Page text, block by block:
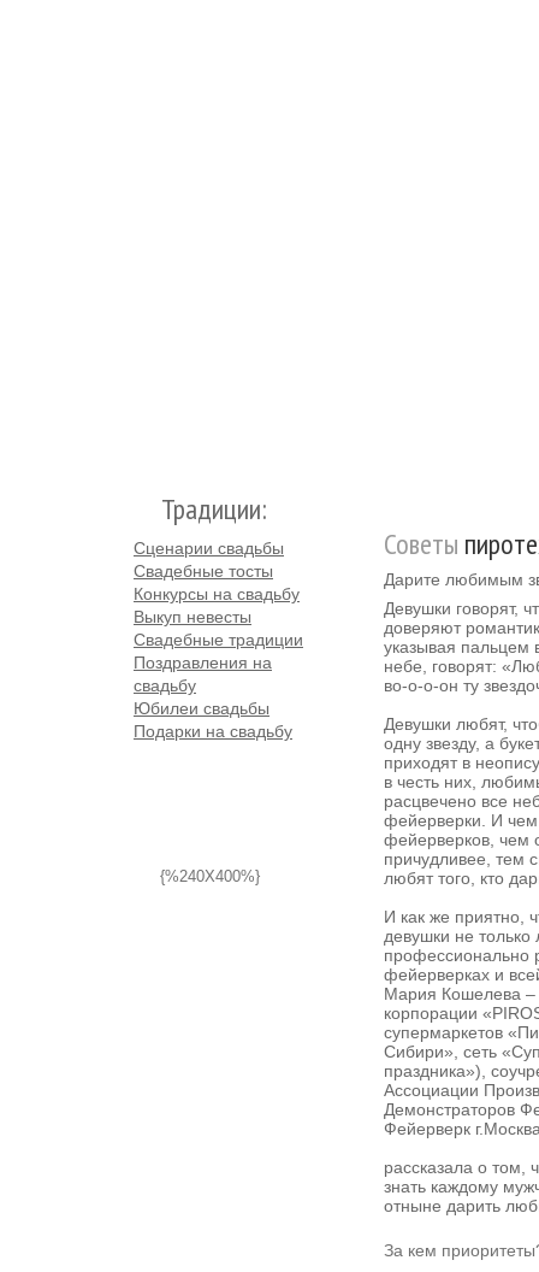
Традиции:
Сценарии свадьбы
Свадебные тосты
Конкурсы на свадьбу
Выкуп невесты
Свадебные традиции
Поздравления на
свадьбу
Юбилеи свадьбы
Подарки на свадьбу
{%240X400%}
Советы
Дарите любимым
Девушки говорят,
доверяют
указывая пальцем
небе, говорят:
во-о-о-он ту
Девушки любят,
одну звезду, а
приходят в
в честь них,
расцвечено все
фейерверки. И
фейерверков, чем
причудливее, тем
любят того, кто
И как же приятно,
девушки не только
профессионально
фейерверках и
Мария Кошелева –
корпорации
супермаркетов
Сибири», сеть
праздника»),
Ассоциации
Демонстраторов
Фейерверк
рассказала о том,
знать каждому
отныне дарить
За кем